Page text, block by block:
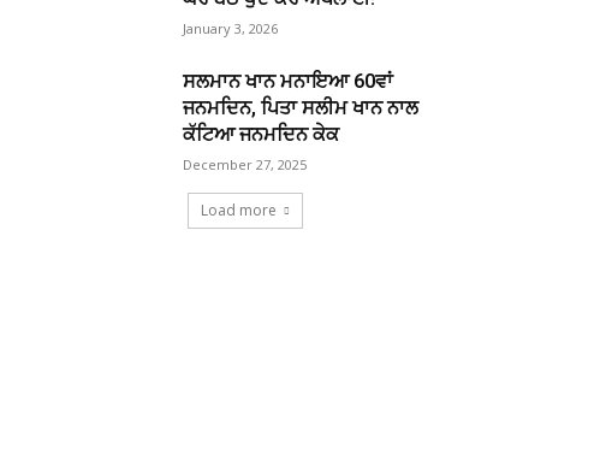
January 3, 2026
ਸਲਮਾਨ ਖਾਨ ਮਨਾਇਆ 60ਵਾਂ
ਜਨਮਦਿਨ, ਪਿਤਾ ਸਲੀਮ ਖਾਨ ਨਾਲ
ਕੱਟਿਆ ਜਨਮਦਿਨ ਕੇਕ
December 27, 2025
Load more